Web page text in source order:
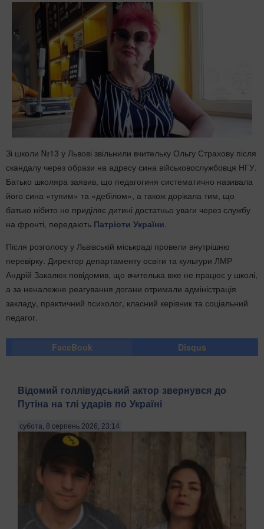
Зі школи №13 у Львові звільнили вчительку Ольгу Страхову після
скандалу через образи на адресу сина військовослужбовця НГУ.
Батько школяра заявив, що педагогиня систематично називала
його сина «тупим» та «дебілом», а також дорікала тим, що
батько нібито не приділяє дитині достатньо уваги через службу
на фронті, передають Патріоти України
Після розголосу у Львівській міськраді провели внутрішню
перевірку. Директор департаменту освіти та культури ЛМР
Андрій Закалюк повідомив, що вчителька вже не працює у школі,
а за неналежне реагування догани отримали адміністрація
закладу, практичний психолог, класний керівник та соціальний
педагог.
FaceBook Disqus
Відомий голлівудський актор звернувся до
Путіна на тлі ударів по Україні
субота, 8 серпень 2026, 23:14